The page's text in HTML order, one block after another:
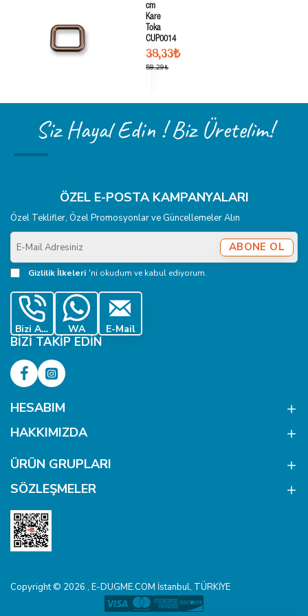
cm
Kare
Toka
CUP0014
38,33₺
58,29₺
Siz Hayal Edin ! Biz Üretelim!
ÖZEL E-POSTA KAMPANYALARI
Özel Teklifler, Özel Promosyonlar ve Güncellemeler Alın
E-
Mail
Adresiniz
ABONE OL
Gizlilik İlkeleri 'ni okudum ve kabul ediyorum.
Bizi Ara WA E-Mail
BIZI TAKIP EDIN
HESABIM
HAKKIMIZDA
ÜRÜN GRUPLARI
SÖZLEŞMELER
Copyright © 2026 , E-DUGME.COM İstanbul, TÜRKİYE